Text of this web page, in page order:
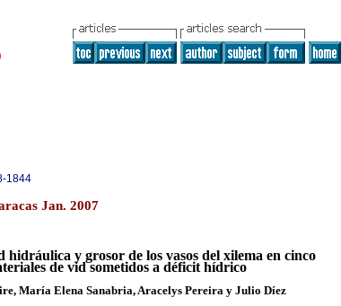
1844
Jan. 2007
hidráulica y grosor de los vasos del xilema en cinco
de vid sometidos a déficit hídrico
María Elena Sanabria, Aracelys Pereira y Julio Díez